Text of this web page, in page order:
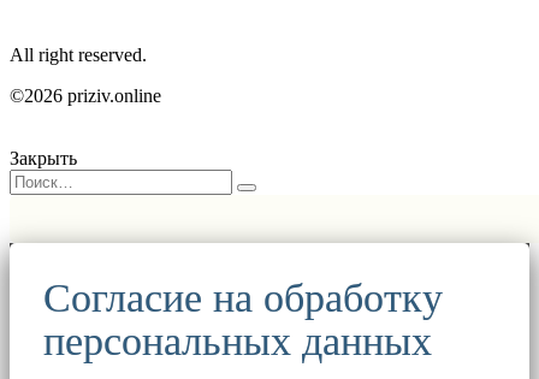
All right reserved.
©2026 priziv.online
Закрыть
Согласие на обработку
персональных данных